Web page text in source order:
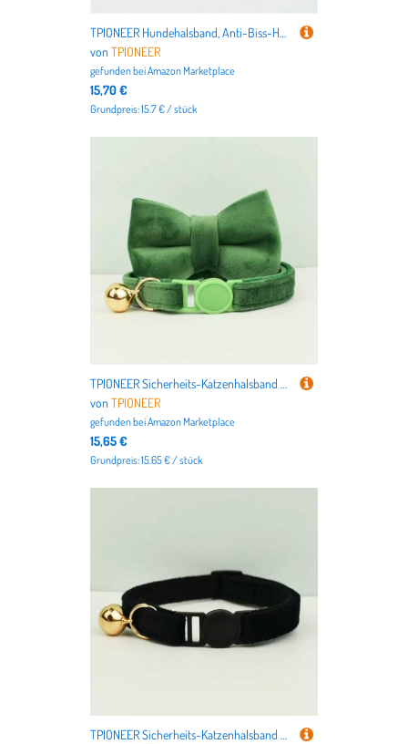
TPIONEER Hundehalsband, Anti-Biss-Halsband mit Spikes und Nieten für kleine, mittelgroße und große Hunde, Sport, gepolstert, für Bulldoggen, Mops, Welpen, große Hunde, Haustierbedarf
vonTPIONEER
gefunden beiAmazon Marketplace
15,70 €
Grundpreis: 15.7 € / stück
TPIONEER Sicherheits-Katzenhalsband mit Fliege, verstellbares Kätzchenhalsband aus Samt mit Glöckchen, Anti-Würge-Design für Hauskatzen
vonTPIONEER
gefunden beiAmazon Marketplace
15,65 €
Grundpreis: 15.65 € / stück
TPIONEER Sicherheits-Katzenhalsband mit Fliege, verstellbares Kätzchenhalsband aus Samt mit Glöckchen, Anti-Würge-Design für Hauskatzen